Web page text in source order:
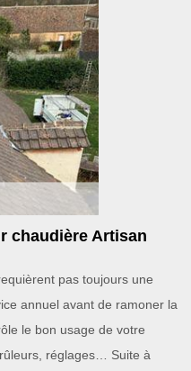
chaudière Artisan
pas toujours une
annuel avant de ramoner la
le bon usage de votre
réglages… Suite à